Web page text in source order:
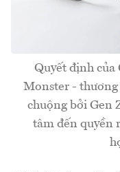
Quyết định của
Monster - thương
chuộng bởi Gen
tâm đến quyền